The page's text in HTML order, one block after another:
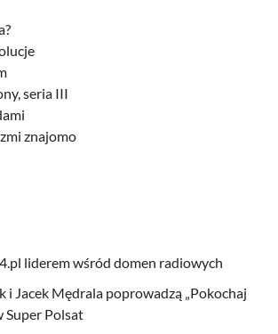
seria III
znajomo
liderem wśród domen radiowych
i Jacek Mędrala poprowadzą „Pokochaj
Super Polsat